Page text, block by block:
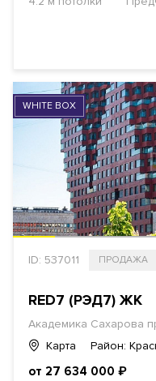
WHITE BOX
ID: 537011 ПРОДАЖА
RED7 (РЭД7) ЖК
Академика Сахарова
Карта
Район:
от 27 634 000 ₽